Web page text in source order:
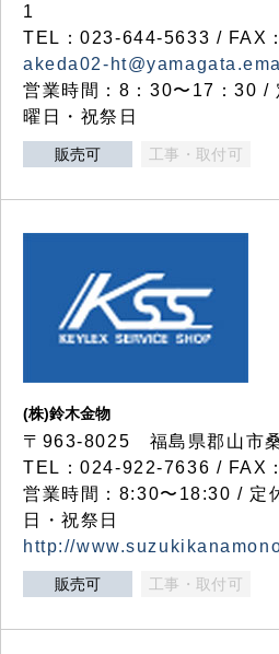
1
TEL：023-644-5633 / FAX
akeda02-
営業時間：8：30〜17：30 /
曜日・祝祭日
販売可 工事・取付可
(株)鈴木金物
〒963-8025 福島県郡山市
TEL：024-922-7636 / FAX
営業時間：8:30〜18:30 / 定
日・祝祭日
http://
販売可 工事・取付可